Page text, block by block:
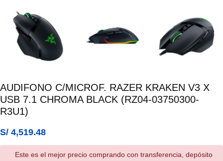
AUDIFONO C/MICROF. RAZER KRAKEN V3 X
USB 7.1 CHROMA BLACK (RZ04-03750300-
R3U1)
S/ 4,519.48
Este es el mejor precio comprando con transferencia, depósito